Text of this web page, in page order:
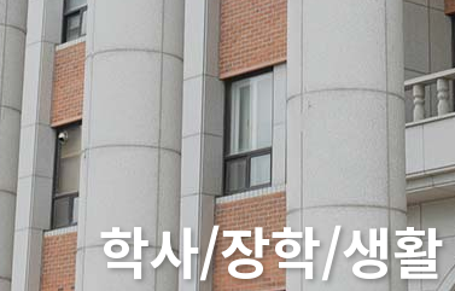
학사/장학/생활